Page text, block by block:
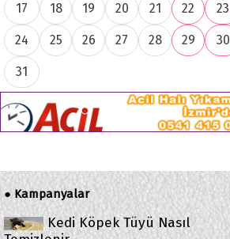
17 18 19 20 21 22 23
24 25 26 27 28 29 30
31
● Kampanyalar
Kedi Köpek Tüyü Nasıl